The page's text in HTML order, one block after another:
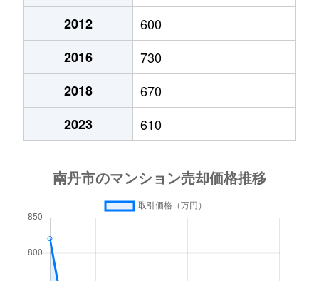
2012
600
2016
730
2018
670
2023
610